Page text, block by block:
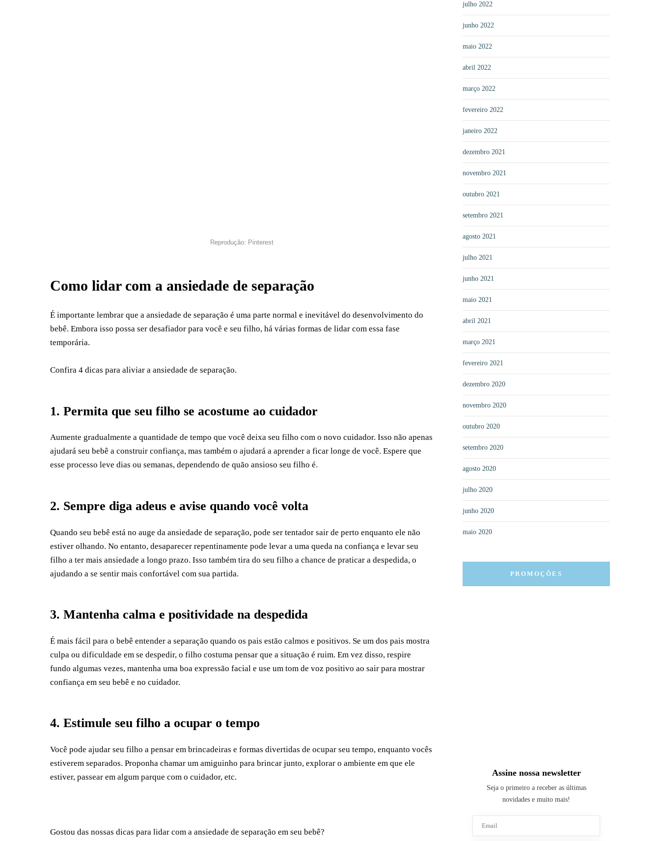
Reprodução: Pinterest
Como lidar com a ansiedade de separação
É importante lembrar que a ansiedade de separação é uma parte normal e inevitável do desenvolvimento do
bebê. Embora isso possa ser desafiador para você e seu filho, há várias formas de lidar com essa fase
temporária.
Confira 4 dicas para aliviar a ansiedade de separação.
1. Permita que seu filho se acostume ao cuidador
Aumente gradualmente a quantidade de tempo que você deixa seu filho com o novo cuidador. Isso não apenas
ajudará seu bebê a construir confiança, mas também o ajudará a aprender a ficar longe de você. Espere que
esse processo leve dias ou semanas, dependendo de quão ansioso seu filho é.
2. Sempre diga adeus e avise quando você volta
Quando seu bebê está no auge da ansiedade de separação, pode ser tentador sair de perto enquanto ele não
estiver olhando. No entanto, desaparecer repentinamente pode levar a uma queda na confiança e levar seu
filho a ter mais ansiedade a longo prazo. Isso também tira do seu filho a chance de praticar a despedida, o
ajudando a se sentir mais confortável com sua partida.
3. Mantenha calma e positividade na despedida
É mais fácil para o bebê entender a separação quando os pais estão calmos e positivos. Se um dos pais mostra
culpa ou dificuldade em se despedir, o filho costuma pensar que a situação é ruim. Em vez disso, respire
fundo algumas vezes, mantenha uma boa expressão facial e use um tom de voz positivo ao sair para mostrar
confiança em seu bebê e no cuidador.
4. Estimule seu filho a ocupar o tempo
Você pode ajudar seu filho a pensar em brincadeiras e formas divertidas de ocupar seu tempo, enquanto vocês
estiverem separados. Proponha chamar um amiguinho para brincar junto, explorar o ambiente em que ele
estiver, passear em algum parque com o cuidador, etc.
Gostou das nossas dicas para lidar com a ansiedade de separação em seu bebê?
julho 2022
junho 2022
maio 2022
abril 2022
março 2022
fevereiro 2022
janeiro 2022
dezembro 2021
novembro 2021
outubro 2021
setembro 2021
agosto 2021
julho 2021
junho 2021
maio 2021
abril 2021
março 2021
fevereiro 2021
dezembro 2020
novembro 2020
outubro 2020
setembro 2020
agosto 2020
julho 2020
junho 2020
maio 2020
PROMOÇÕES
Assine nossa newsletter
Seja o primeiro a receber as últimas
novidades e muito mais!